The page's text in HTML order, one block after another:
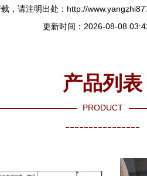
，请注明出处：http://
更新时间：2026-08-08
产品列表
PRODUCT
----------------